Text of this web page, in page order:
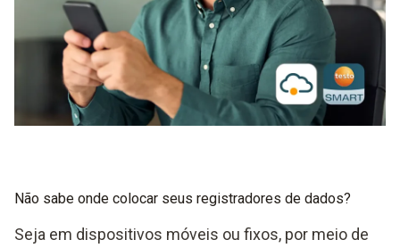
Não sabe onde colocar seus registradores de dados?
Seja em dispositivos móveis ou fixos, por meio de